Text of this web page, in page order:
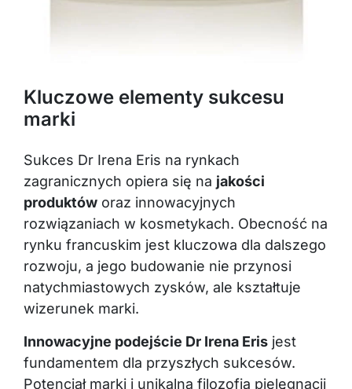
Kluczowe elementy sukcesu
marki
Sukces Dr Irena Eris na rynkach
zagranicznych opiera się na jakości
produktów oraz innowacyjnych
rozwiązaniach w kosmetykach. Obecność na
rynku francuskim jest kluczowa dla dalszego
rozwoju, a jego budowanie nie przynosi
natychmiastowych zysków, ale kształtuje
wizerunek marki.
Innowacyjne podejście Dr Irena Eris jest
fundamentem dla przyszłych sukcesów.
Potencjał marki i unikalna filozofia pielęgnacji